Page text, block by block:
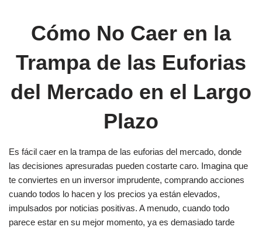
Cómo No Caer en la
Trampa de las Euforias
del Mercado en el Largo
Plazo
Es fácil caer en la trampa de las euforias del mercado, donde
las decisiones apresuradas pueden costarte caro. Imagina que
te conviertes en un inversor imprudente, comprando acciones
cuando todos lo hacen y los precios ya están elevados,
impulsados por noticias positivas. A menudo, cuando todo
parece estar en su mejor momento, ya es demasiado tarde